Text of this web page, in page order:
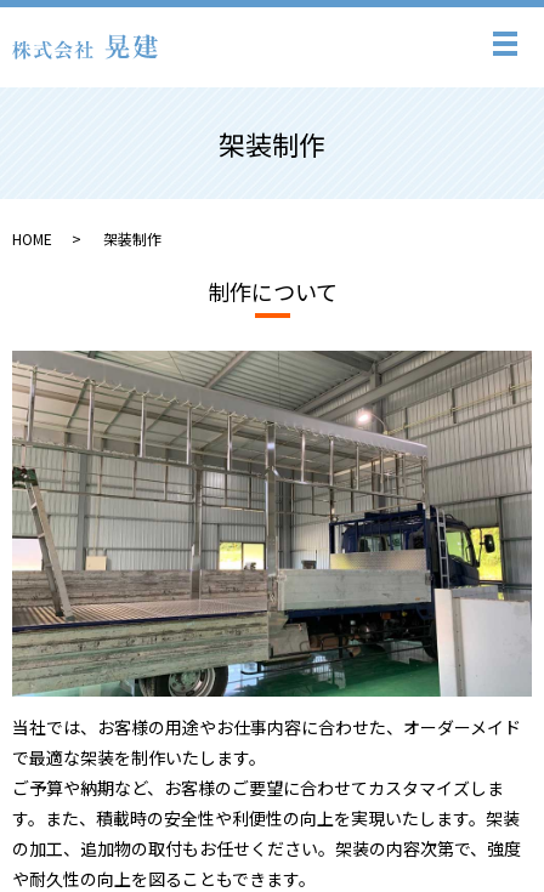
メ
架装制作
HOME 架装制作
制作について
当社では、お客様の用途やお仕事内容に合わせた、オーダーメイド
で最適な架装を制作いたします。
ご予算や納期など、お客様のご要望に合わせてカスタマイズしま
す。また、積載時の安全性や利便性の向上を実現いたします。架装
の加工、追加物の取付もお任せください。架装の内容次第で、強度
や耐久性の向上を図ることもできます。